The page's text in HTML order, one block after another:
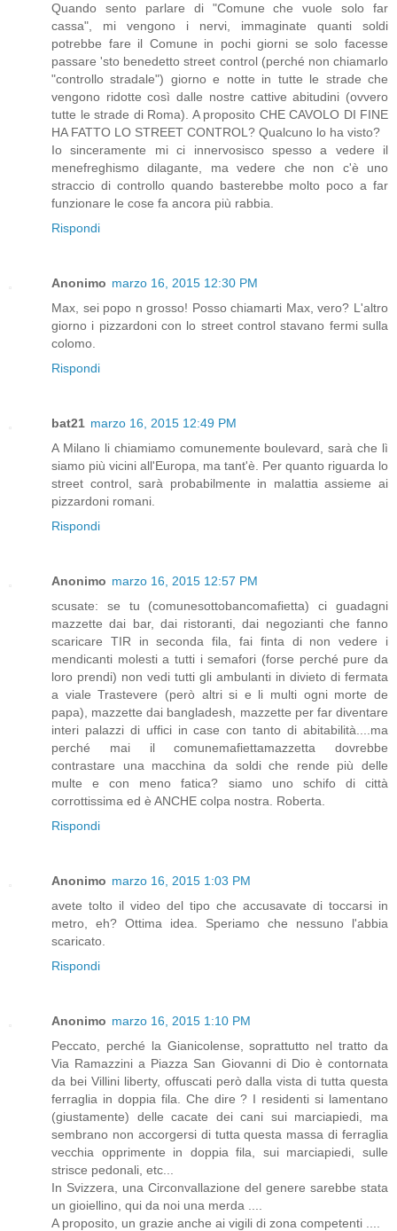
Quando sento parlare di "Comune che vuole solo far
cassa", mi vengono i nervi, immaginate quanti soldi
potrebbe fare il Comune in pochi giorni se solo facesse
passare 'sto benedetto street control (perché non chiamarlo
"controllo stradale") giorno e notte in tutte le strade che
vengono ridotte così dalle nostre cattive abitudini (ovvero
tutte le strade di Roma). A proposito CHE CAVOLO DI FINE
HA FATTO LO STREET CONTROL? Qualcuno lo ha visto?
Io sinceramente mi ci innervosisco spesso a vedere il
menefreghismo dilagante, ma vedere che non c'è uno
straccio di controllo quando basterebbe molto poco a far
funzionare le cose fa ancora più rabbia.
Rispondi
Anonimo marzo 16, 2015 12:30 PM
Max, sei popo n grosso! Posso chiamarti Max, vero? L'altro
giorno i pizzardoni con lo street control stavano fermi sulla
colomo.
Rispondi
bat21 marzo 16, 2015 12:49 PM
A Milano li chiamiamo comunemente boulevard, sarà che lì
siamo più vicini all'Europa, ma tant'è. Per quanto riguarda lo
street control, sarà probabilmente in malattia assieme ai
pizzardoni romani.
Rispondi
Anonimo marzo 16, 2015 12:57 PM
scusate: se tu (comunesottobancomafietta) ci guadagni
mazzette dai bar, dai ristoranti, dai negozianti che fanno
scaricare TIR in seconda fila, fai finta di non vedere i
mendicanti molesti a tutti i semafori (forse perché pure da
loro prendi) non vedi tutti gli ambulanti in divieto di fermata
a viale Trastevere (però altri si e li multi ogni morte de
papa), mazzette dai bangladesh, mazzette per far diventare
interi palazzi di uffici in case con tanto di abitabilità....ma
perché mai il comunemafiettamazzetta dovrebbe
contrastare una macchina da soldi che rende più delle
multe e con meno fatica? siamo uno schifo di città
corrottissima ed è ANCHE colpa nostra. Roberta.
Rispondi
Anonimo marzo 16, 2015 1:03 PM
avete tolto il video del tipo che accusavate di toccarsi in
metro, eh? Ottima idea. Speriamo che nessuno l'abbia
scaricato.
Rispondi
Anonimo marzo 16, 2015 1:10 PM
Peccato, perché la Gianicolense, soprattutto nel tratto da
Via Ramazzini a Piazza San Giovanni di Dio è contornata
da bei Villini liberty, offuscati però dalla vista di tutta questa
ferraglia in doppia fila. Che dire ? I residenti si lamentano
(giustamente) delle cacate dei cani sui marciapiedi, ma
sembrano non accorgersi di tutta questa massa di ferraglia
vecchia opprimente in doppia fila, sui marciapiedi, sulle
strisce pedonali, etc...
In Svizzera, una Circonvallazione del genere sarebbe stata
un gioiellino, qui da noi una merda ....
A proposito, un grazie anche ai vigili di zona competenti ....